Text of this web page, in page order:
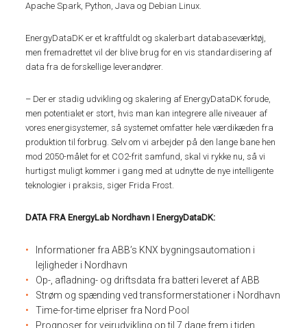
Apache Spark, Python, Java og Debian Linux.
EnergyDataDK er et kraftfuldt og skalerbart databaseværktøj,
men fremadrettet vil der blive brug for en vis standardisering af
data fra de forskellige leverandører.
– Der er stadig udvikling og skalering af EnergyDataDK forude,
men potentialet er stort, hvis man kan integrere alle niveauer af
vores energisystemer, så systemet omfatter hele værdikæden fra
produktion til forbrug. Selv om vi arbejder på den lange bane hen
mod 2050-målet for et CO2-frit samfund, skal vi rykke nu, så vi
hurtigst muligt kommer i gang med at udnytte de nye intelligente
teknologier i praksis, siger Frida Frost.
DATA FRA EnergyLab Nordhavn I EnergyDataDK:
Informationer fra ABB’s KNX bygningsautomation i
lejligheder i Nordhavn
Op-, afladning- og driftsdata fra batteri leveret af ABB
Strøm og spænding ved transformerstationer i Nordhavn
Time-for-time elpriser fra Nord Pool
Prognoser for vejrudvikling op til 7 dage frem i tiden